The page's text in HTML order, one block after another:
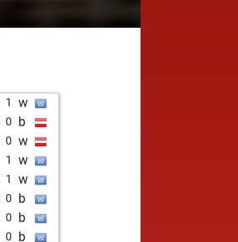
1 w
0 b
0 w
1 w
1 w
0 b
0 b
0 b